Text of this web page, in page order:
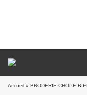
Accueil » BRODERIE CHOPE